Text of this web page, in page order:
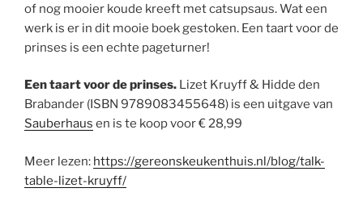
of nog mooier koude kreeft met catsupsaus. Wat een
werk is er in dit mooie boek gestoken. Een taart voor de
prinses is een echte pageturner!
Een taart voor de prinses. Lizet Kruyff & Hidde den
Brabander (ISBN 9789083455648) is een uitgave van
Sauberhaus en is te koop voor € 28,99
Meer lezen: https://gereonskeukenthuis.nl/blog/talk-
table-lizet-kruyff/